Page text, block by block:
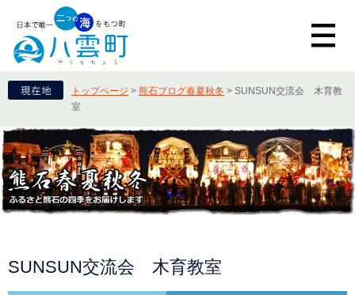
トップページ > 熊石ブログ春夏秋冬 > SUNSUN交流会 木育教
室
SUNSUN交流会 木育教室